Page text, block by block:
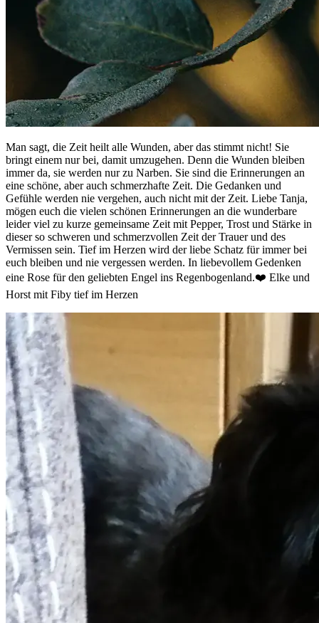
Man sagt, die Zeit heilt alle Wunden, aber das stimmt nicht! Sie
bringt einem nur bei, damit umzugehen. Denn die Wunden bleiben
immer da, sie werden nur zu Narben. Sie sind die Erinnerungen an
eine schöne, aber auch schmerzhafte Zeit. Die Gedanken und
Gefühle werden nie vergehen, auch nicht mit der Zeit. Liebe Tanja,
mögen euch die vielen schönen Erinnerungen an die wunderbare
leider viel zu kurze gemeinsame Zeit mit Pepper, Trost und Stärke in
dieser so schweren und schmerzvollen Zeit der Trauer und des
Vermissen sein. Tief im Herzen wird der liebe Schatz für immer bei
euch bleiben und nie vergessen werden. In liebevollem Gedenken
eine Rose für den geliebten Engel ins Regenbogenland.❤️ Elke und
Horst mit Fiby tief im Herzen